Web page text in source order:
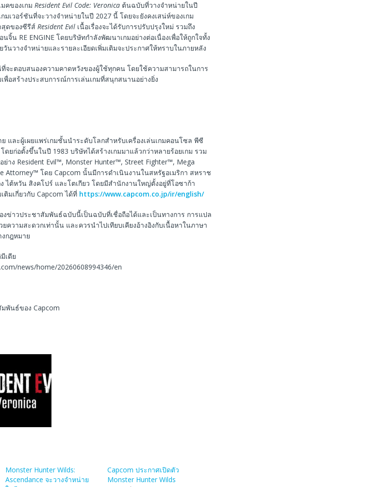
มคของเกม Resident Evil Code: Veronica ต้นฉบับที่วางจำหน่ายในปี
มเวอร์ชันที่จะวางจำหน่ายในปี 2027 นี้ โดยจะยังคงเสน่ห์ของเกม
สุดของซีรีส์ Resident Evilเนื้อเรื่องจะได้รับการปรับปรุงใหม่ รวมถึง
น RE ENGINE โดยบริษัทกำลังพัฒนาเกมอย่างต่อเนื่องเพื่อให้ถูกใจทั้ง
นวางจำหน่ายและรายละเอียดเพิ่มเติมจะประกาศให้ทราบในภายหลัง
จะตอบสนองความคาดหวังของผู้ใช้ทุกคน โดยใช้ความสามารถในการ
อสร้างประสบการณ์การเล่นเกมที่สนุกสนานอย่างยิ่ง
และผู้เผยแพร่เกมชั้นนำระดับโลกสำหรับเครื่องเล่นเกมคอนโซล พีซี
ยก่อตั้งขึ้นในปี 1983 บริษัทได้สร้างเกมมาแล้วกว่าหลายร้อยเกม รวม
าง Resident Evil™, Monster Hunter™, Street Fighter™, Mega
Attorney™ โดย Capcom นั้นมีการดำเนินงานในสหรัฐอเมริกา สหราช
ไต้หวัน สิงคโปร์ และโตเกียว โดยมีสำนักงานใหญ่ตั้งอยู่ที่โอซาก้า
มเกี่ยวกับ Capcom ได้ที่ https://www.capcom.co.jp/ir/english/
ข่าวประชาสัมพันธ์ฉบับนี้เป็นฉบับที่เชื่อถือได้และเป็นทางการ การแปล
ความสะดวกเท่านั้น และควรนำไปเทียบเคียงอ้างอิงกับเนื้อหาในภาษา
กฎหมาย
เดีย
news/home/20260608994346/en
พันธ์ของ Capcom
Monster Hunter Wilds:
Ascendance จะวางจำหน่าย
Capcom ประกาศเปิดตัว
Monster Hunter Wilds